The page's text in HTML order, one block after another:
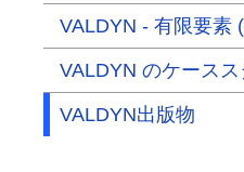
VALDYN - 有限要素
VALDYN のケースス
VALDYN出版物